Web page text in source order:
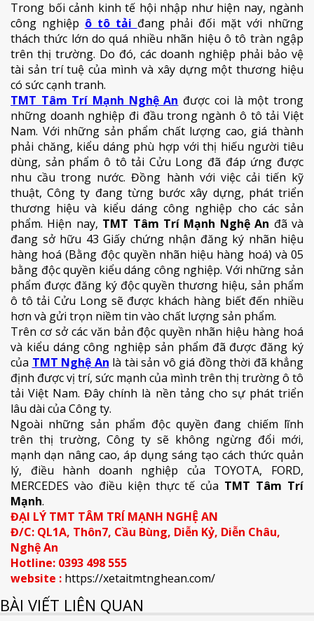
Trong bối cảnh kinh tế hội nhập như hiện nay, ngành
công nghiệp ô tô tải đang phải đối mặt với những
thách thức lớn do quá nhiều nhãn hiệu ô tô tràn ngập
trên thị trường. Do đó, các doanh nghiệp phải bảo vệ
tài sản trí tuệ của mình và xây dựng một thương hiệu
có sức cạnh tranh.
TMT Tâm Trí Mạnh Nghệ An được coi là một trong
những doanh nghiệp đi đầu trong ngành ô tô tải Việt
Nam. Với những sản phẩm chất lượng cao, giá thành
phải chăng, kiểu dáng phù hợp với thị hiếu người tiêu
dùng, sản phẩm ô tô tải Cửu Long đã đáp ứng được
nhu cầu trong nước. Đồng hành với việc cải tiến kỹ
thuật, Công ty đang từng bước xây dựng, phát triển
thương hiệu và kiểu dáng công nghiệp cho các sản
phẩm. Hiện nay, TMT Tâm Trí Mạnh Nghệ An đã và
đang sở hữu 43 Giấy chứng nhận đăng ký nhãn hiệu
hàng hoá (Bằng độc quyền nhãn hiệu hàng hoá) và 05
bằng độc quyền kiểu dáng công nghiệp. Với những sản
phẩm được đăng ký độc quyền thương hiệu, sản phẩm
ô tô tải Cửu Long sẽ được khách hàng biết đến nhiều
hơn và gửi trọn niềm tin vào chất lượng sản phẩm.
Trên cơ sở các văn bản độc quyền nhãn hiệu hàng hoá
và kiểu dáng công nghiệp sản phẩm đã được đăng ký
của TMT Nghệ An là tài sản vô giá đồng thời đã khẳng
định được vị trí, sức mạnh của mình trên thị trường ô tô
tải Việt Nam. Đây chính là nền tảng cho sự phát triển
lâu dài của Công ty.
Ngoài những sản phẩm độc quyền đang chiếm lĩnh
trên thị trường, Công ty sẽ không ngừng đổi mới,
mạnh dạn nâng cao, áp dụng sáng tạo cách thức quản
lý, điều hành doanh nghiệp của TOYOTA, FORD,
MERCEDES vào điều kiện thực tế của TMT Tâm Trí
Mạnh.
ĐẠI LÝ TMT TÂM TRÍ MẠNH NGHỆ AN
Đ/C: QL1A, Thôn7, Cầu Bùng, Diễn Kỷ, Diễn Châu,
Nghệ An
Hotline: 0393 498 555
website : https://xetaitmtnghean.com/
BÀI VIẾT LIÊN QUAN